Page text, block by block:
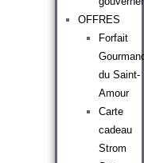
OFFRES
Forfait
du Saint-
Amour
Carte
cadeau
Strom